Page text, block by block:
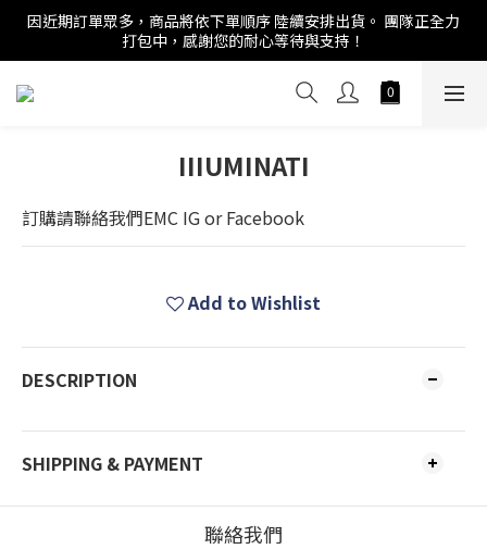
因近期訂單眾多，商品將依下單順序 陸續安排出貨。 團隊正全力
打包中，感謝您的耐心等待與支持！
IIIUMINATI
訂購請聯絡我們EMC IG or Facebook
Add to Wishlist
DESCRIPTION
SHIPPING & PAYMENT
聯絡我們